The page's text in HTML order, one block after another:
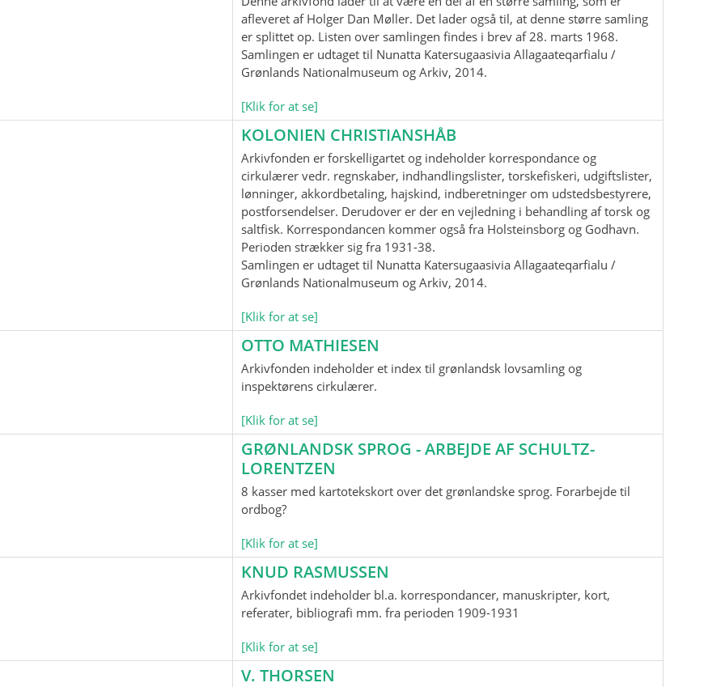
afleveret af Holger Dan Møller. Det lader også til, at denne større samling
er splittet op. Listen over samlingen findes i brev af 28. marts 1968.
Samlingen er udtaget til Nunatta Katersugaasivia Allagaateqarfialu /
Grønlands Nationalmuseum og Arkiv, 2014.
[Klik for at se]
KOLONIEN CHRISTIANSHÅB
Arkivfonden er forskelligartet og indeholder korrespondance og
cirkulærer vedr. regnskaber, indhandlingslister, torskefiskeri, udgiftslister,
lønninger, akkordbetaling, hajskind, indberetninger om udstedsbestyrere,
postforsendelser. Derudover er der en vejledning i behandling af torsk og
saltfisk. Korrespondancen kommer også fra Holsteinsborg og Godhavn.
Perioden strækker sig fra 1931-38.
Samlingen er udtaget til Nunatta Katersugaasivia Allagaateqarfialu /
Grønlands Nationalmuseum og Arkiv, 2014.
[Klik for at se]
OTTO MATHIESEN
Arkivfonden indeholder et index til grønlandsk lovsamling og
inspektørens cirkulærer.
[Klik for at se]
GRØNLANDSK SPROG - ARBEJDE AF SCHULTZ-
LORENTZEN
8 kasser med kartotekskort over det grønlandske sprog. Forarbejde til
ordbog?
[Klik for at se]
KNUD RASMUSSEN
Arkivfondet indeholder bl.a. korrespondancer, manuskripter, kort,
referater, bibliografi mm. fra perioden 1909-1931
[Klik for at se]
V. THORSEN